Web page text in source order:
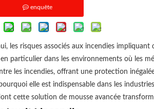
enquête
les risques associés aux incendies
particulier dans les environnements où les
les incendies, offrant une protection
elle est indispensable dans les
cette solution de mousse avancée